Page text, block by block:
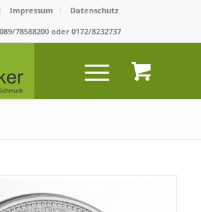
Impressum
Datenschutz
089/78588200 oder0172/8232737